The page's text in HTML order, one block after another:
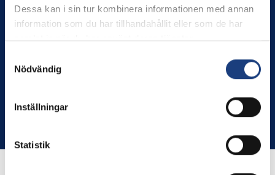
Dessa kan i sin tur kombinera informationen med annan
information som du har tillhandahållit eller som de har
samlat in när du har använt deras tjänster.
Nödvändig
Inställningar
Statistik
Stolt miljöcertifierad enligt ISO 14001
Copyright © Flyinge. Citera oss gärna men glöm inte att ange